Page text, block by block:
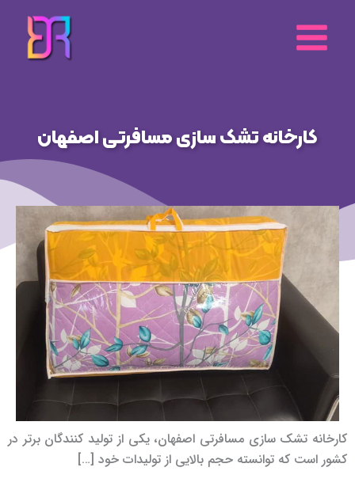
محتوا
کارخانه تشک سازی مسافرتی اصفهان
کارخانه تشک سازی مسافرتی اصفهان، یکی از تولید کنندگان برتر در
کشور است که توانسته حجم بالایی از تولیدات خود […]